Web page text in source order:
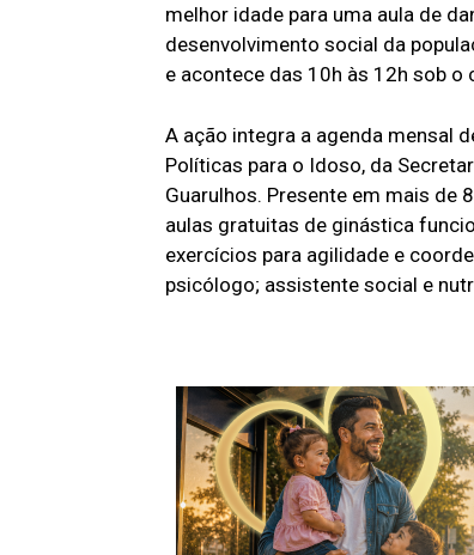
melhor idade para uma aula de
desenvolvimento social da
e acontece das 10h às 12h sob o
A ação integra a agenda mensal
Políticas para o Idoso, da
Guarulhos. Presente em mais de
aulas gratuitas de ginástica
exercícios para agilidade e
psicólogo; assistente social e